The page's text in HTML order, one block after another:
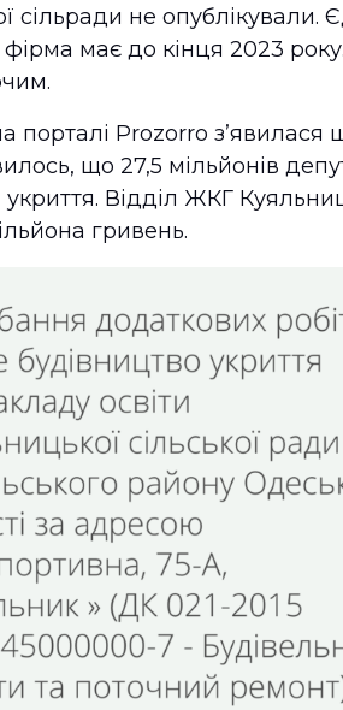
сільради не
фірма має до кінця 2023
порталі Prozorro зʼявилася
що 27,5 мільйонів
укриття. Відділ ЖКГ
гривень.